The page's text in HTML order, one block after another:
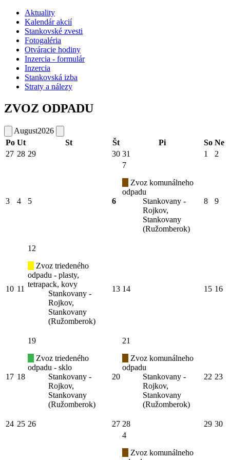
Aktuality
Kalendár akcií
Stankovské zvesti
Fotogaléria
Otváracie hodiny
Inzercia - formulár
Inzercia
Stankovská izba
Straty a nálezy
ZVOZ ODPADU
August2026
Po Ut St Št Pi So Ne
27 28 29 30 31 1 2
3 4 5 6
7
Zvoz komunálneho
odpadu
Stankovany -
Rojkov,
Stankovany
(Ružomberok)
8 9
10 11
12
Zvoz triedeného
odpadu - plasty,
tetrapack, kovy
Stankovany -
Rojkov,
Stankovany
(Ružomberok)
13 14 15 16
17 18
19
Zvoz triedeného
odpadu - sklo
Stankovany -
Rojkov,
Stankovany
(Ružomberok)
20
21
Zvoz komunálneho
odpadu
Stankovany -
Rojkov,
Stankovany
(Ružomberok)
22 23
24 25 26 27 28 29 30
4
Zvoz komunálneho